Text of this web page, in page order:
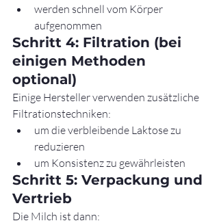
werden schnell vom Körper
aufgenommen
Schritt 4: Filtration (bei
einigen Methoden
optional)
Einige Hersteller verwenden zusätzliche
Filtrationstechniken:
um die verbleibende Laktose zu
reduzieren
um Konsistenz zu gewährleisten
Schritt 5: Verpackung und
Vertrieb
Die Milch ist dann: